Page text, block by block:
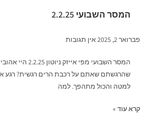
המסר השבועי 2.2.25
פברואר 2, 2025 אין תגובות
המסר השבועי מפי
שהרגשתם שאתם על רכבת הרים רגשית? רגע
למטה והכול מתהפך. למה
קרא עוד »